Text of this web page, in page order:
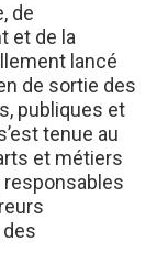
de
et de la
lancé
de sortie des
publiques et
tenue au
et métiers
responsables